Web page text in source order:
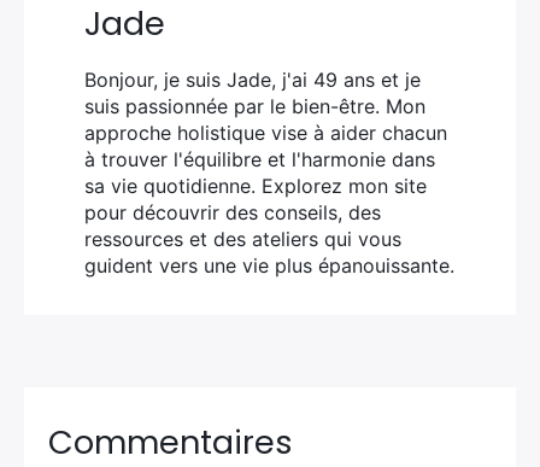
Jade
Bonjour, je suis Jade, j'ai 49 ans et je
suis passionnée par le bien-être. Mon
approche holistique vise à aider chacun
à trouver l'équilibre et l'harmonie dans
sa vie quotidienne. Explorez mon site
pour découvrir des conseils, des
ressources et des ateliers qui vous
guident vers une vie plus épanouissante.
Commentaires